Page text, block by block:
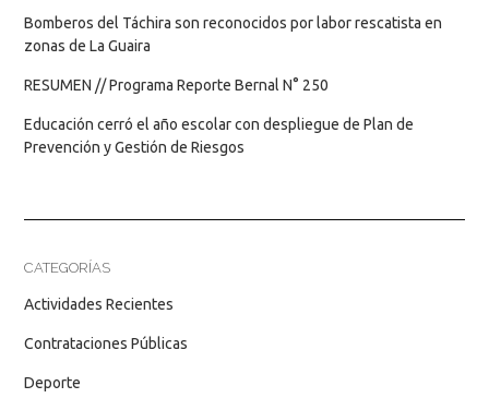
Bomberos del Táchira son reconocidos por labor rescatista en
zonas de La Guaira
RESUMEN // Programa Reporte Bernal N° 250
Educación cerró el año escolar con despliegue de Plan de
Prevención y Gestión de Riesgos
CATEGORÍAS
Actividades Recientes
Contrataciones Públicas
Deporte